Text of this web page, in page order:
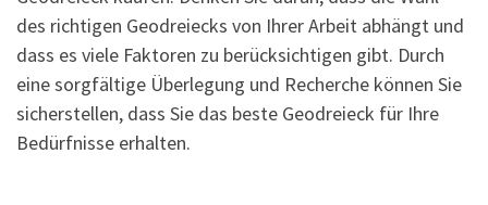
des richtigen Geodreiecks von Ihrer Arbeit abhängt und
dass es viele Faktoren zu berücksichtigen gibt. Durch
eine sorgfältige Überlegung und Recherche können Sie
sicherstellen, dass Sie das beste Geodreieck für Ihre
Bedürfnisse erhalten.